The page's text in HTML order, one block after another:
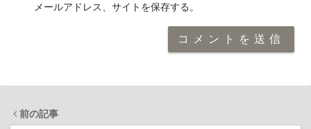
メールアドレス、サイトを保存する。
前の記事